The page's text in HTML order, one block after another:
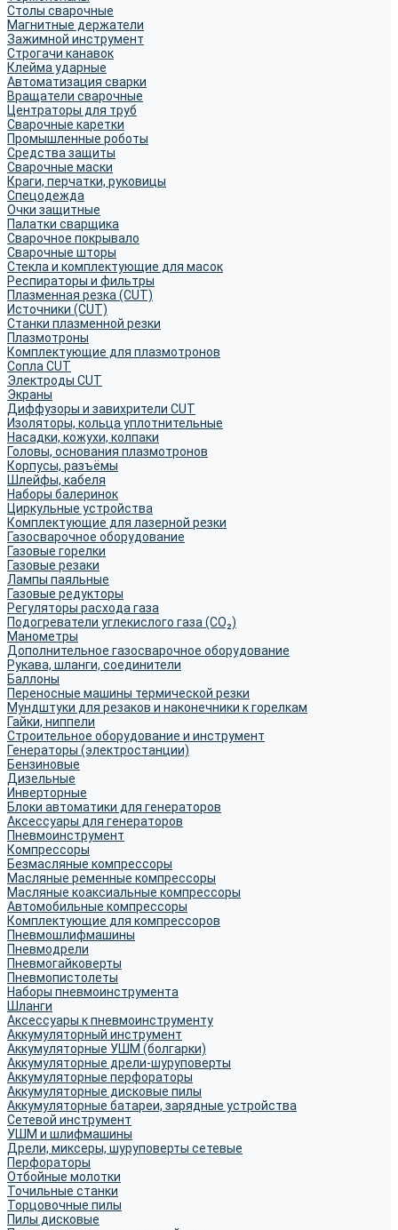
Столы сварочные
Магнитные держатели
Зажимной инструмент
Строгачи канавок
Клейма ударные
Автоматизация сварки
Вращатели сварочные
Центраторы для труб
Сварочные каретки
Промышленные роботы
Средства защиты
Сварочные маски
Краги, перчатки, руковицы
Спецодежда
Очки защитные
Палатки сварщика
Сварочное покрывало
Сварочные шторы
Стекла и комплектующие для масок
Респираторы и фильтры
Плазменная резка (CUT)
Источники (CUT)
Станки плазменной резки
Плазмотроны
Комплектующие для плазмотронов
Сопла CUT
Электроды CUT
Экраны
Диффузоры и завихрители CUT
Изоляторы, кольца уплотнительные
Насадки, кожухи, колпаки
Головы, основания плазмотронов
Корпусы, разъёмы
Шлейфы, кабеля
Наборы балеринок
Циркульные устройства
Комплектующие для лазерной резки
Газосварочное оборудование
Газовые горелки
Газовые резаки
Лампы паяльные
Газовые редукторы
Регуляторы расхода газа
Подогреватели углекислого газа (CO₂)
Манометры
Дополнительное газосварочное оборудование
Рукава, шланги, соединители
Баллоны
Переносные машины термической резки
Мундштуки для резаков и наконечники к горелкам
Гайки, ниппели
Строительное оборудование и инструмент
Генераторы (электростанции)
Бензиновые
Дизельные
Инверторные
Блоки автоматики для генераторов
Аксессуары для генераторов
Пневмоинструмент
Компрессоры
Безмасляные компрессоры
Масляные ременные компрессоры
Масляные коаксиальные компрессоры
Автомобильные компрессоры
Комплектующие для компрессоров
Пневмошлифмашины
Пневмодрели
Пневмогайковерты
Пневмопистолеты
Наборы пневмоинструмента
Шланги
Аксессуары к пневмоинструменту
Аккумуляторный инструмент
Аккумуляторные УШМ (болгарки)
Аккумуляторные дрели-шуруповерты
Аккумуляторные перфораторы
Аккумуляторные дисковые пилы
Аккумуляторные батареи, зарядные устройства
Сетевой инструмент
УШМ и шлифмашины
Дрели, миксеры, шуруповерты сетевые
Перфораторы
Отбойные молотки
Точильные станки
Торцовочные пилы
Пилы дисковые